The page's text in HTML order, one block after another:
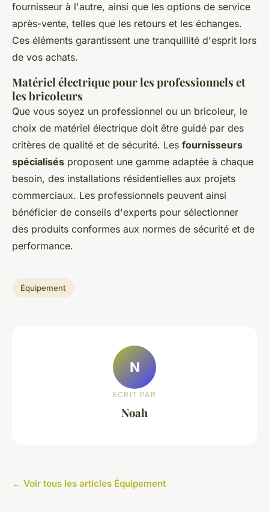
fournisseur à l'autre, ainsi que les options de service
après-vente, telles que les retours et les échanges.
Ces éléments garantissent une tranquillité d'esprit lors
de vos achats.
Matériel électrique pour les professionnels et
les bricoleurs
Que vous soyez un professionnel ou un bricoleur, le
choix de matériel électrique doit être guidé par des
critères de qualité et de sécurité. Les fournisseurs
spécialisés proposent une gamme adaptée à chaque
besoin, des installations résidentielles aux projets
commerciaux. Les professionnels peuvent ainsi
bénéficier de conseils d'experts pour sélectionner
des produits conformes aux normes de sécurité et de
performance.
Équipement
N
ECRIT PAR
Noah
← Voir tous les articles Équipement